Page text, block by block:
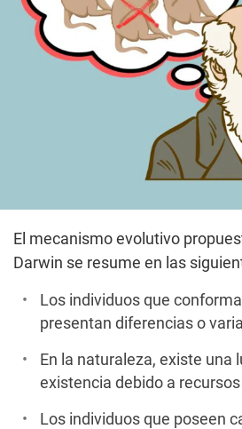
El mecanismo evolutivo
Darwin se resume en las
Los individuos que
presentan diferencias o
En la naturaleza, existe una
existencia debido a
Los individuos que poseen